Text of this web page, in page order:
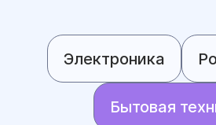
Электроника
Бытовая